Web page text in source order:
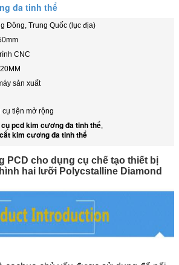
đa tinh thể
Đông, Trung Quốc (lục địa)
CNC
sản xuất
cụ tiện mở rộng
pcd kim cương đa tinh thể,
kim cương đa tinh thể
PCD cho dụng cụ chế tạo thiết bị
hai lưỡi Polycstalline Diamond